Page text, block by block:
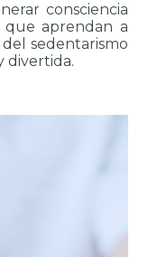
consciencia
que aprendan a
sedentarismo
divertida.